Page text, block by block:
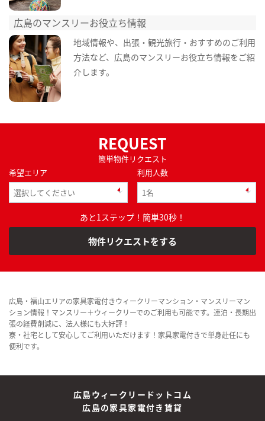
広島のマンスリーお役立ち情報
地域情報や、出張・観光旅行・おすすめのご利用
方法など、広島のマンスリーお役立ち情報をご紹
介します。
REQUEST
簡単物件リクエスト
希望エリア
利用人数
あと1ステップ！簡単30秒！
物件リクエストをする
広島・福山エリアの家具家電付きウィークリーマンション・マンスリーマン
ション情報！マンスリー＋ウィークリーでのご利用も可能です。連泊・長期出
張の経費削減に、法人様にも大好評！
寮・社宅として安心してご利用いただけます！家具家電付きで単身赴任にも
便利です。
広島ウィークリードットコム
広島の家具家電付き賃貸